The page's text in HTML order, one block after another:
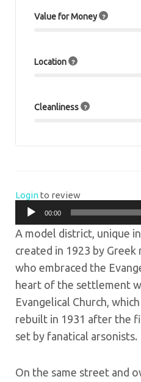
Value for Money
Location
Cleanliness
Loginto review
Πρόγραμμα
Αναπαραγωγής
00:00
A model district, unique
created in 1923 by
who embraced the
heart of the settlement
Evangelical Church,
rebuilt in 1931 after the
set by fanatical arsonists.
On the same street and